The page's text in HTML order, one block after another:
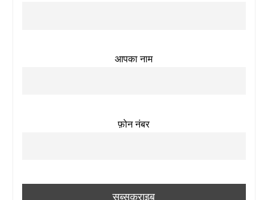
आपका नाम
फ़ोन नंबर